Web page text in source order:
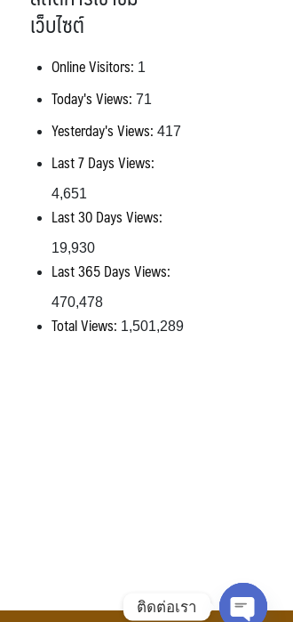
เว็บไซต์
Online Visitors: 1
Today's Views: 71
Yesterday's Views: 417
Last 7 Days Views:
4,651
Last 30 Days Views:
19,930
Last 365 Days Views:
470,478
Total Views: 1,501,289
ติดต่อเรา